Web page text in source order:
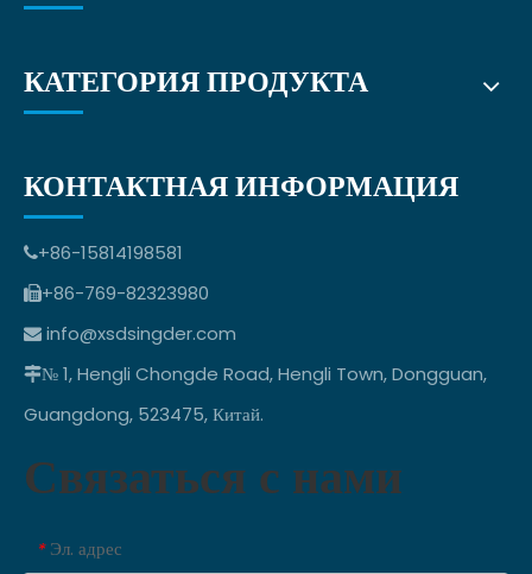
КАТЕГОРИЯ ПРОДУКТА
КОНТАКТНАЯ ИНФОРМАЦИЯ
+86-15814198581
+86-769-82323980
 info@xsdsingder.com
№ 1, Hengli Chongde Road, Hengli Town, Dongguan,
Guangdong, 523475, Китай.
Связаться с нами
* Эл. адрес